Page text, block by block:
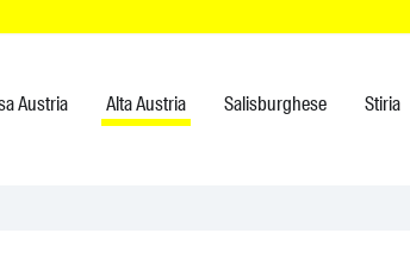
Austria Alta Austria Salisburghese Stiria